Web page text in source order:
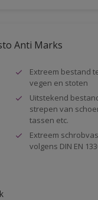
Anti Marks
Extreem bestand
vegen en stoten
Uitstekend
strepen van
tassen etc.
Extreem
volgens DIN EN